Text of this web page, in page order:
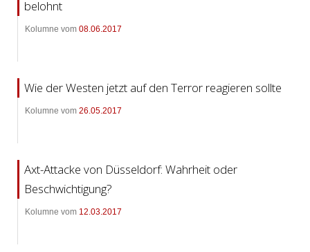
belohnt
Kolumne vom 08.06.2017
Wie der Westen jetzt auf den Terror reagieren sollte
Kolumne vom 26.05.2017
Axt-Attacke von Düsseldorf: Wahrheit oder
Beschwichtigung?
Kolumne vom 12.03.2017